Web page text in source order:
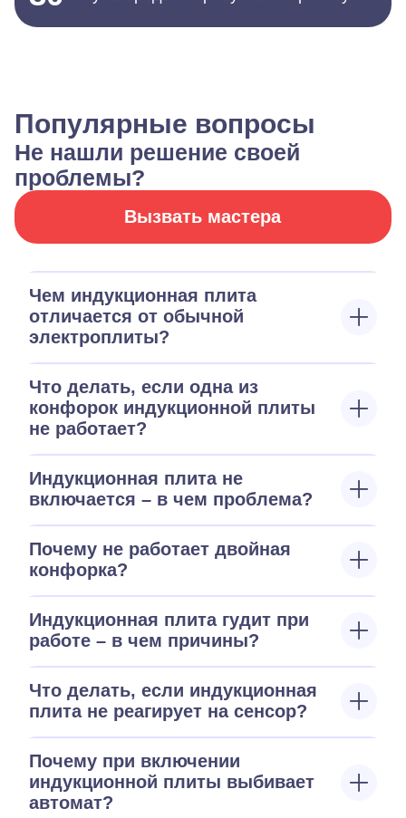
Популярные вопросы
Не нашли решение своей
проблемы?
Вызвать мастера
Чем индукционная плита
отличается от обычной
электроплиты?
Что делать, если одна из
конфорок индукционной плиты
не работает?
Индукционная плита не
включается – в чем проблема?
Почему не работает двойная
конфорка?
Индукционная плита гудит при
работе – в чем причины?
Что делать, если индукционная
плита не реагирует на сенсор?
Почему при включении
индукционной плиты выбивает
автомат?